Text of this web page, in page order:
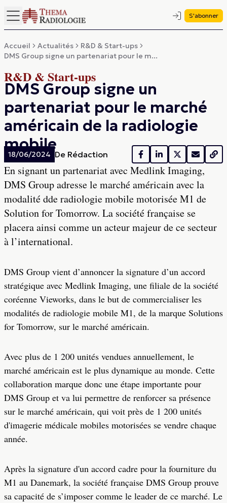
S'abonner
Accueil Actualités
R&D & Start-ups
DMS Group signe un partenariat pour le m...
R&D & Start-ups
DMS Group signe un
partenariat pour le marché
américain de la radiologie
mobile
18/06/2024 De Rédaction
En signant un partenariat avec Medlink Imaging,
DMS Group adresse le marché américain avec la
modalité dde radiologie mobile motorisée M1 de
Solution for Tomorrow. La société française se
placera ainsi comme un acteur majeur de ce secteur
à l’international.
DMS Group vient d’annoncer la signature d’un accord
stratégique avec Medlink Imaging, une filiale de la société
coréenne Vieworks, dans le but de commercialiser les
modalités de radiologie mobile M1, de la marque Solutions
for Tomorrow, sur le marché américain.
Avec plus de 1 200 unités vendues annuellement, le
marché américain est le plus dynamique au monde. Cette
collaboration marque donc une étape importante pour
DMS Group et va lui permettre de renforcer sa présence
sur le marché américain, qui voit près de 1 200 unités
d'imagerie médicale mobiles motorisées se vendre chaque
année.
Après la signature d'un accord cadre pour la fourniture du
M1 au Danemark, la société française DMS Group prouve
sa capacité de s’imposer comme le leader de ce marché. Le